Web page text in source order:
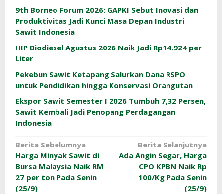
9th Borneo Forum 2026: GAPKI Sebut Inovasi dan
Produktivitas Jadi Kunci Masa Depan Industri
Sawit Indonesia
HIP Biodiesel Agustus 2026 Naik Jadi Rp14.924 per
Liter
Pekebun Sawit Ketapang Salurkan Dana RSPO
untuk Pendidikan hingga Konservasi Orangutan
Ekspor Sawit Semester I 2026 Tumbuh 7,32 Persen,
Sawit Kembali Jadi Penopang Perdagangan
Indonesia
Navigasi
pos
Berita Sebelumnya
Harga Minyak Sawit di
Bursa Malaysia Naik RM
27 per ton Pada Senin
(25/9)
Berita Selanjutnya
Ada Angin Segar, Harga
CPO KPBN Naik Rp
100/Kg Pada Senin
(25/9)